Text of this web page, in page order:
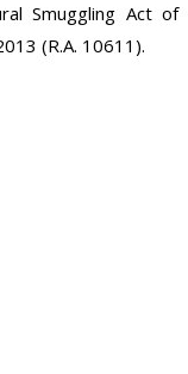
Smuggling Act of
(R.A. 10611).